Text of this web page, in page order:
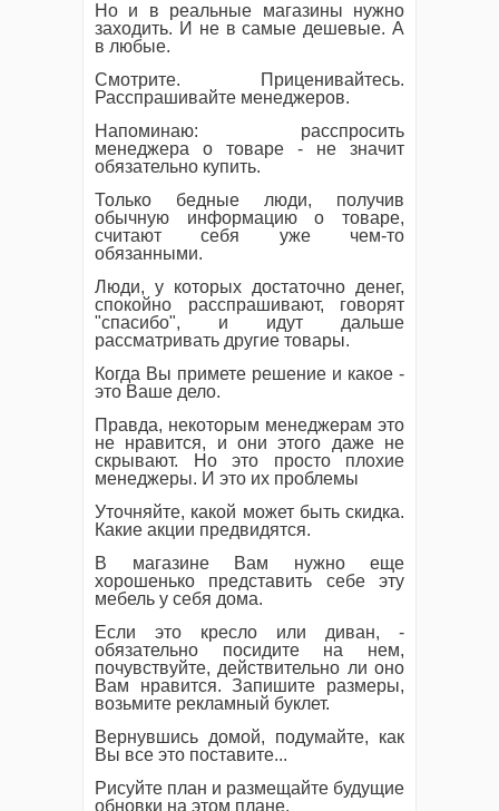
Но и в реальные магазины нужно
заходить. И не в самые дешевые. А
в любые.
Смотрите. Приценивайтесь.
Расспрашивайте менеджеров.
Напоминаю: расспросить
менеджера о товаре - не значит
обязательно купить.
Только бедные люди, получив
обычную информацию о товаре,
считают себя уже чем-то
обязанными.
Люди, у которых достаточно денег,
спокойно расспрашивают, говорят
"спасибо", и идут дальше
рассматривать другие товары.
Когда Вы примете решение и какое -
это Ваше дело.
Правда, некоторым менеджерам это
не нравится, и они этого даже не
скрывают. Но это просто плохие
менеджеры. И это их проблемы
Уточняйте, какой может быть скидка.
Какие акции предвидятся.
В магазине Вам нужно еще
хорошенько представить себе эту
мебель у себя дома.
Если это кресло или диван, -
обязательно посидите на нем,
почувствуйте, действительно ли оно
Вам нравится. Запишите размеры,
возьмите рекламный буклет.
Вернувшись домой, подумайте, как
Вы все это поставите...
Рисуйте план и размещайте будущие
обновки на этом плане.